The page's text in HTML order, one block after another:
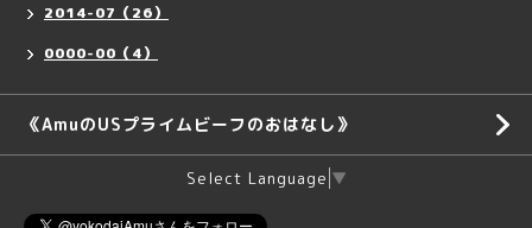
2014-07（26）
0000-00（4）
《AmuのUSプライムビーフのおはなし》
Select Language ▼